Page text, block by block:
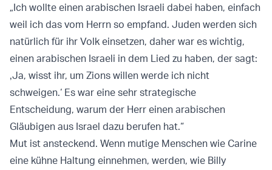
„Ich wollte einen arabischen Israeli dabei haben, einfach
weil ich das vom Herrn so empfand. Juden werden sich
natürlich für ihr Volk einsetzen, daher war es wichtig,
einen arabischen Israeli in dem Lied zu haben, der sagt:
‚Ja, wisst ihr, um Zions willen werde ich nicht
schweigen.‘ Es war eine sehr strategische
Entscheidung, warum der Herr einen arabischen
Gläubigen aus Israel dazu berufen hat.“
Mut ist ansteckend. Wenn mutige Menschen wie Carine
eine kühne Haltung einnehmen, werden, wie Billy